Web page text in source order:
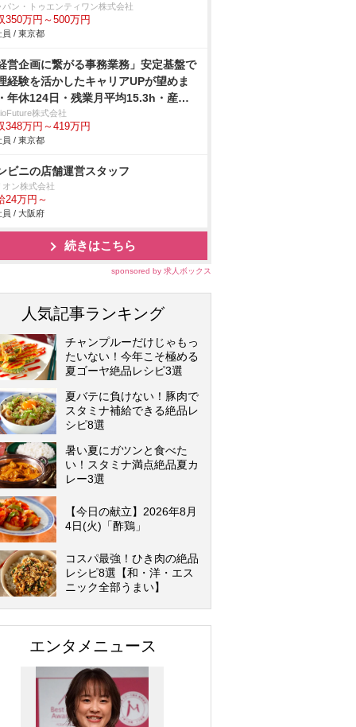
パン・トゥエンティワン株式会社
350万円～500万円
員 / 東京都
営企画に繋がる事務業務」安定基盤で
経験を活かしたキャリアUPが望めま
年休124日・残業月平均15.3h・産育
職率100%/インターネット/Webサービ
ASP
株式会社
348万円～419万円
員 / 東京都
ビニの店舗運営スタッフ
オン株式会社
24万円～
員 / 大阪府
続きはこちら
sponsored by 求人ボックス
人気記事ランキング
チャンプルーだけじゃもっ
たいない！今年こそ極める
夏ゴーヤ絶品レシピ3選
夏バテに負けない！豚肉で
スタミナ補給できる絶品レ
シピ8選
暑い夏にガツンと食べた
い！スタミナ満点絶品夏カ
レー3選
【今日の献立】2026年8月
4日(火)「酢鶏」
コスパ最強！ひき肉の絶品
レシピ8選【和・洋・エス
ニック全部うまい】
エンタメニュース